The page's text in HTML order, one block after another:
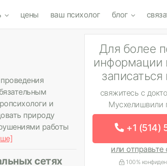
цены ваш психолог блог
и
природу
работы
сетях
Для более
информации
свяжитесь с
Мусхелишвили
+1 (514)
или
100%